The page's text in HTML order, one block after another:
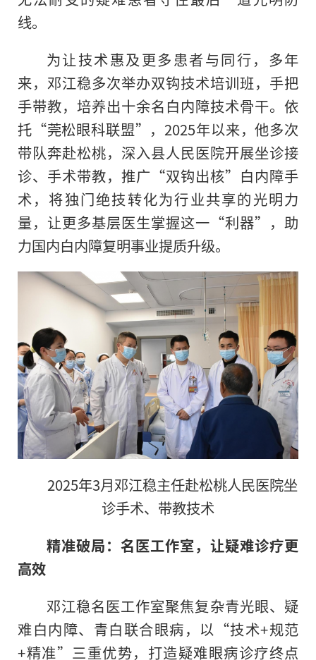
线。
为让技术惠及更多患者与同行，多年
来，邓江稳多次举办双钩技术培训班，手把
手带教，培养出十余名白内障技术骨干。依
托“莞松眼科联盟”，2025年以来，他多次
带队奔赴松桃，深入县人民医院开展坐诊接
诊、手术带教，推广“双钩出核”白内障手
术，将独门绝技转化为行业共享的光明力
量，让更多基层医生掌握这一“利器”，助
力国内白内障复明事业提质升级。
2025年3月邓江稳主任赴松桃人民医院坐
诊手术、带教技术
精准破局：名医工作室，让疑难诊疗更
高效
邓江稳名医工作室聚焦复杂青光眼、疑
难白内障、青白联合眼病，以“技术+规范
+精准”三重优势，打造疑难眼病诊疗终点